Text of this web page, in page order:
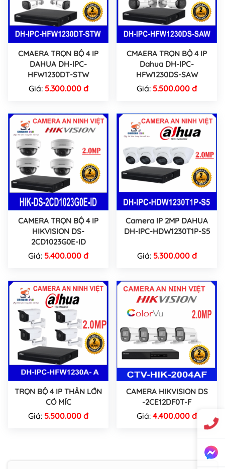
CMAERA TRỌN BỘ 4 IP
DAHUA DH-IPC-
HFW1230DT-STW
Giá: 5.300.000 đ
CMAERA TRỌN BỘ 4 IP
Dahua DH-IPC-
HFW1230DS-SAW
Giá: 5.500.000 đ
CAMERA TRỌN BỘ 4 IP
HIKVISION DS-
2CD1023G0E-ID
Giá: 5.400.000 đ
Camera IP 2MP DAHUA
DH-IPC-HDW1230T1P-S5
Giá: 5.300.000 đ
TRỌN BỘ 4 IP THÂN LỚN
CÓ MÍC
Giá: 5.500.000 đ
CAMERA HIKVISION DS
-2CE12DF0T-F
Giá: 4.400.000 đ